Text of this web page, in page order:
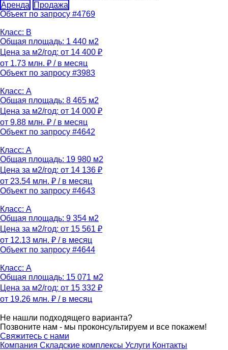
Аренда
Продажа
Объект по запросу #4769
Класс: B
Общая площадь: 1 440 м2
Цена за м2/год: от 14 400 ₽
от 1.73 млн. ₽ / в месяц
Объект по запросу #3983
Класс: A
Общая площадь: 8 465 м2
Цена за м2/год: от 14 000 ₽
от 9.88 млн. ₽ / в месяц
Объект по запросу #4642
Класс: A
Общая площадь: 19 980 м2
Цена за м2/год: от 14 136 ₽
от 23.54 млн. ₽ / в месяц
Объект по запросу #4643
Класс: A
Общая площадь: 9 354 м2
Цена за м2/год: от 15 561 ₽
от 12.13 млн. ₽ / в месяц
Объект по запросу #4644
Класс: A
Общая площадь: 15 071 м2
Цена за м2/год: от 15 332 ₽
от 19.26 млн. ₽ / в месяц
Не нашли подходящего варианта?
Позвоните нам - мы проконсультируем и все покажем!
Свяжитесь с нами
Компания Складские комплексы Услуги Контакты